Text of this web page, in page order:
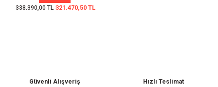
338.390,00 TL 321.470,50 TL
Güvenli Alışveriş Hızlı Teslimat